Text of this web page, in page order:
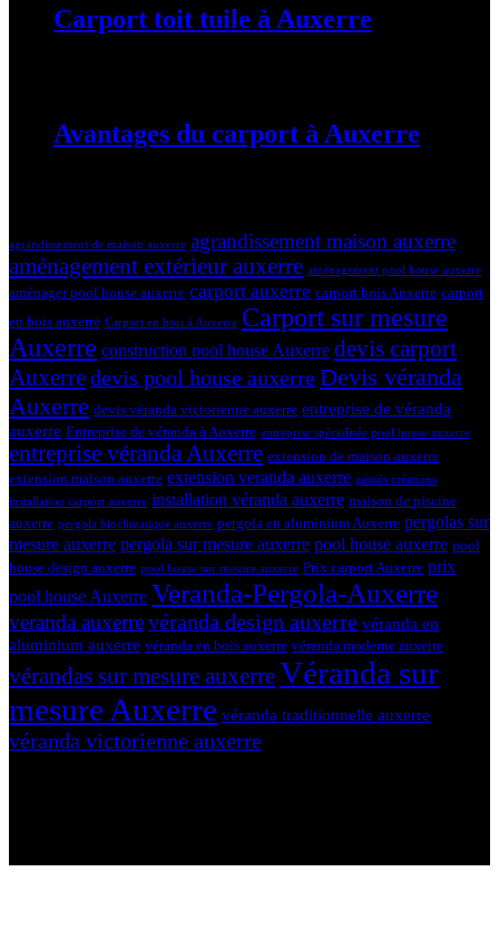
Carport toit tuile à Auxerre
Avantages du carport à Auxerre
agrandissement de maison auxerre agrandissement maison auxerre
aménagement extérieur auxerre aménagement pool house auxerre
aménager pool house auxerre carport auxerre carport bois Auxerre carport
en bois auxerre Carport en bois à Auxerre Carport sur mesure
Auxerre construction pool house Auxerre devis carport
Auxerredevis pool house auxerreDevis véranda
Auxerre devis véranda victorienne auxerre entreprise de véranda
auxerre Entreprise de véranda à Auxerre entreprise spécialisée pool house auxerre
entreprise véranda Auxerre extension de maison auxerre
extension maison auxerre extension veranda auxerre géniès créations
installation carport auxerre installation véranda auxerre maison de piscine
auxerre pergola bioclimatique auxerre pergola en aluminium Auxerre pergolas sur
mesure auxerre pergola sur mesure auxerre pool house auxerre pool
house design auxerre pool house sur mesure auxerre Prix carport Auxerre prix
pool house Auxerre Veranda-Pergola-Auxerre
veranda auxerrevéranda design auxerre véranda en
aluminium auxerre véranda en bois auxerre véranda moderne auxerre
vérandas sur mesure auxerreVéranda sur
mesure Auxerre véranda traditionnelle auxerre
véranda victorienne auxerre